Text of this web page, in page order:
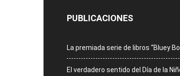
PUBLICACIONES
La premiada serie de libros “Bluey
El verdadero sentido del Día de la